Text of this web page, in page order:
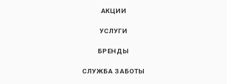
АКЦИИ
УСЛУГИ
БРЕНДЫ
СЛУЖБА ЗАБОТЫ